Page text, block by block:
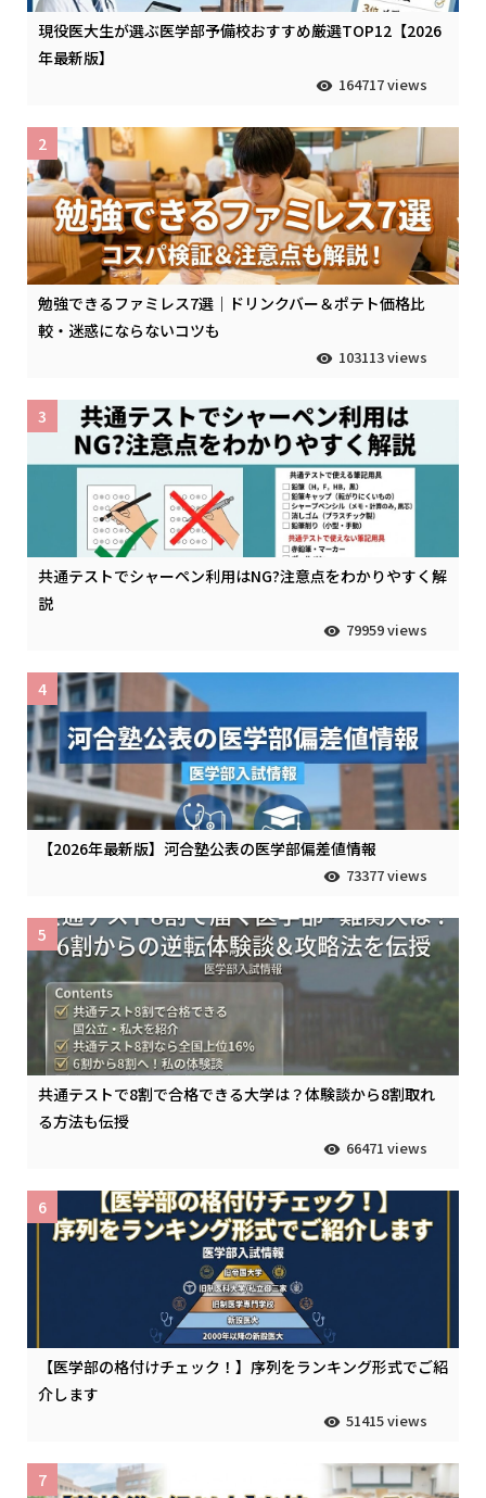
現役医大生が選ぶ医学部予備校おすすめ厳選TOP12【2026
年最新版】
164717 views
勉強できるファミレス7選｜ドリンクバー＆ポテト価格比
較・迷惑にならないコツも
103113 views
2
共通テストでシャーペン利用はNG?注意点をわかりやすく解
説
79959 views
3
【2026年最新版】河合塾公表の医学部偏差値情報
73377 views
4
共通テストで8割で合格できる大学は？体験談から8割取れ
る方法も伝授
66471 views
5
【医学部の格付けチェック！】序列をランキング形式でご紹
介します
51415 views
6
7